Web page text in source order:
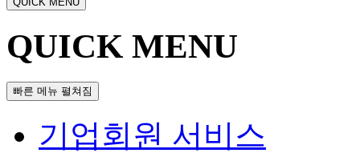
QUICK MENU
빠른 메뉴 펼쳐짐
기업회원 서비스